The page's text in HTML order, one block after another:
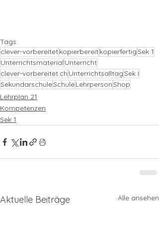
Tags:
clever-vorbereitetkopierbereitkopierfertigSek 1
Unterrichtsmaterial Unterricht
clever-vorbereitet.ch UnterrichtsalltagSek I
SekundarschuleSchuleLehrpersonShop
Lehrplan 21
Kompetenzen
Sek 1
Aktuelle Beiträge Alle ansehen